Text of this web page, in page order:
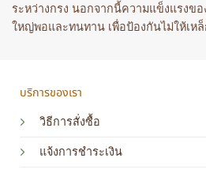
ระหว่างกรง นอกจากนี้ความแข็งแรงข
ใหญ่พอและทนทาน เพื่อป้องกันไม่ให้เ
บริการของเรา
วิธีการสั่งซื้อ
แจ้งการชำระเงิน